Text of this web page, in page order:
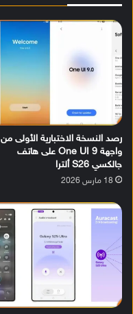
رصد النسخة الاختبارية الأولى من
واجهة One UI 9 على هاتف
جالكسي S26 ألترا
18 مارس 2026